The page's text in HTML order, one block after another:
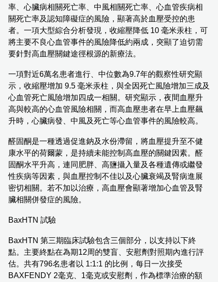
率、心臟病相關死亡率、中風相關死亡率、心血管疾病相
關死亡率及認知障礙症的風險，顯著高於血壓受控的患
者。一項大型綜合分析發現，收縮壓降低 10 毫米汞柱，可
將主要不良心血管事件的風險降低約兩成，突顯了迫切需
要針對高血壓關鍵途徑根源的新療法。
一項對近6萬名患者進行、中位數為9.7年的觀察性研究顯
示，收縮壓增加 9.5 毫米汞柱，與全因死亡風險增加三成及
心血管死亡風險增加四成一相關。研究顯示，夜間血壓升
高與較高的心血管風險相關，而高血壓患者在早上血壓飆
升時，心臟病發、中風及死亡等心血管事件的風險較高。
醛固酮是一種透過促進鈉及水份滯留，將血壓提升至不健
康水平的荷爾蒙，是持續未能控制高血壓的關鍵因素。醛
固酮水平升高，連同肥胖、高鹽攝入量及各種遺傳或繼發
性疾病等因素，與血壓控制不佳以及心臟衰竭及腎病進展
密切相關。若不加以治療，高血壓會顯著增加心血管及腎
臟相關併發症的風險。
BaxHTN 試驗
BaxHTN 第三期臨床試驗包含三個部分，以支持以下終
點。主要終點在為期12周的雙盲、安慰劑對照期內進行評
估。共有796名患者以 1:1:1 的比例，每日一次接受
BAXFENDY 2毫克、1毫克或安慰劑，作為標準治療的額